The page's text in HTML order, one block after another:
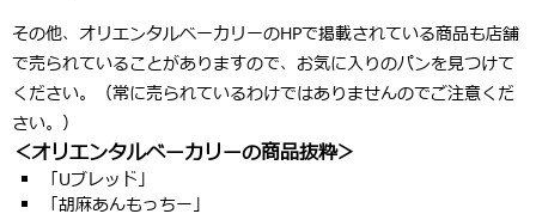
その他、オリエンタルベーカリーのHPで掲載されている商品も店舗
で売られていることがありますので、お気に入りのパンを見つけて
ください。（常に売られているわけではありませんのでご注意くだ
さい。）
＜オリエンタルベーカリーの商品抜粋＞
「Uブレッド」
「胡麻あんもっちー」